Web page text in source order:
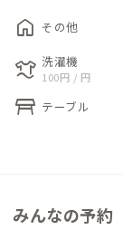
寝室として利用
団をご用意、専用
バルコニーはお仕
ンドリーで洗濯
すが、家のある江
home その他
laundry 洗濯機
100円 / 円
table_restaurant テーブル
みんなの予約